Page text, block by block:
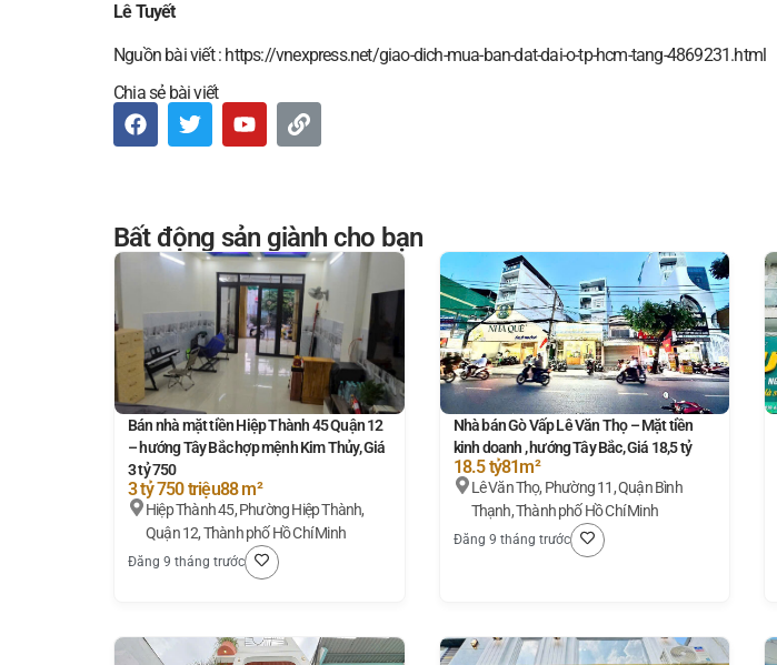
Lê Tuyết
Nguồn bài viết : https://vnexpress.net/giao-dich-mua-ban-dat-dai-o-tp-hcm-tang-4869231.html
Chia sẻ bài viết
Bất động sản giành cho bạn
Bán nhà mặt tiền Hiệp Thành 45 Quận 12
– hướng Tây Bắc hợp mệnh Kim Thủy, Giá
3 tỷ 750
3 tỷ 750 triệu88 m²
Hiệp Thành 45, Phường Hiệp Thành,
Quận 12, Thành phố Hồ Chí Minh
Đăng 9 tháng trước
Nhà bán Gò Vấp Lê Văn Thọ – Mặt tiền
kinh doanh , hướng Tây Bắc, Giá 18,5 tỷ
18.5 tỷ81m²
Lê Văn Thọ, Phường 11, Quận Bình
Thạnh, Thành phố Hồ Chí Minh
Đăng 9 tháng trước